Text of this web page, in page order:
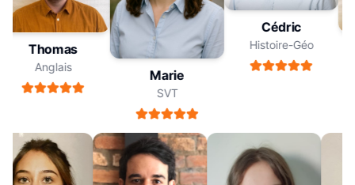
Thomas
Anglais
Marie
SVT
Cédric
Histoire-Géo